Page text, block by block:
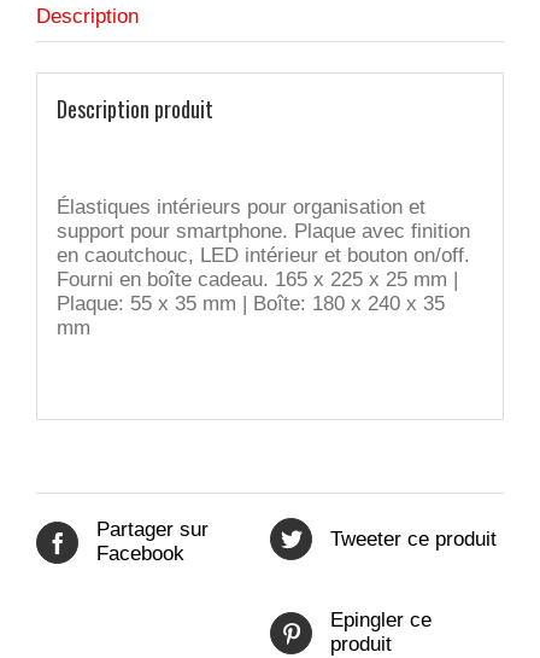
Description
Description produit
Élastiques intérieurs pour organisation et
support pour smartphone. Plaque avec finition
en caoutchouc, LED intérieur et bouton on/off.
Fourni en boîte cadeau. 165 x 225 x 25 mm |
Plaque: 55 x 35 mm | Boîte: 180 x 240 x 35
mm
Partager sur
Facebook
Tweeter ce produit
Epingler ce
produit